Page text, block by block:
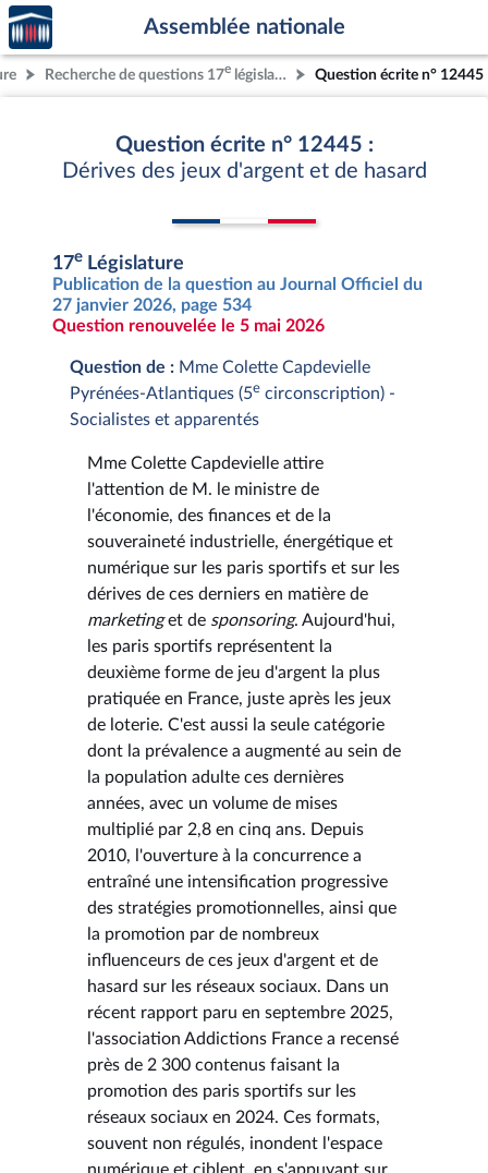
Aller au contenu
Aller en bas de la page
Accèder
à la
page
d'accueil
Assemblée nationale
Recherche de questions 17e législature Question écrite n° 12445
Question écrite n° 12445 :
Dérives des jeux d'argent et de hasard
17e Législature
Publication de la question au Journal Officiel du
27 janvier 2026, page 534
Question renouvelée le 5 mai 2026
Question de : Mme Colette Capdevielle
Pyrénées-Atlantiques (5e circonscription) -
Socialistes et apparentés
Mme Colette Capdevielle attire
l'attention de M. le ministre de
l'économie, des finances et de la
souveraineté industrielle, énergétique et
numérique sur les paris sportifs et sur les
dérives de ces derniers en matière de
marketinget de sponsoring. Aujourd'hui,
les paris sportifs représentent la
deuxième forme de jeu d'argent la plus
pratiquée en France, juste après les jeux
de loterie. C'est aussi la seule catégorie
dont la prévalence a augmenté au sein de
la population adulte ces dernières
années, avec un volume de mises
multiplié par 2,8 en cinq ans. Depuis
2010, l'ouverture à la concurrence a
entraîné une intensification progressive
des stratégies promotionnelles, ainsi que
la promotion par de nombreux
influenceurs de ces jeux d'argent et de
hasard sur les réseaux sociaux. Dans un
récent rapport paru en septembre 2025,
l'association Addictions France a recensé
près de 2 300 contenus faisant la
promotion des paris sportifs sur les
réseaux sociaux en 2024. Ces formats,
souvent non régulés, inondent l'espace
numérique et ciblent, en s'appuyant sur